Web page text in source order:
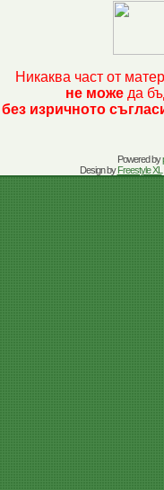
Никаква част от
не може да
без изричното
Powered by
Design byFreestyle XL